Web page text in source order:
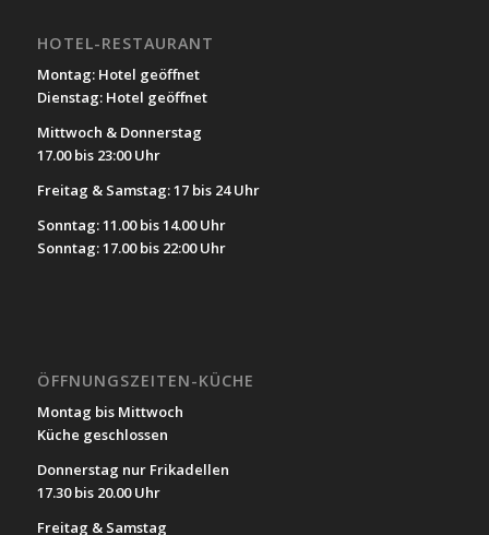
HOTEL-RESTAURANT
Montag: Hotel geöffnet
Dienstag: Hotel geöffnet
Mittwoch & Donnerstag
17.00 bis 23:00 Uhr
Freitag & Samstag: 17 bis 24 Uhr
Sonntag: 11.00 bis 14.00 Uhr
Sonntag: 17.00 bis 22:00 Uhr
ÖFFNUNGSZEITEN-KÜCHE
Montag bis Mittwoch
Küche geschlossen
Donnerstag nur Frikadellen
17.30 bis 20.00 Uhr
Freitag & Samstag